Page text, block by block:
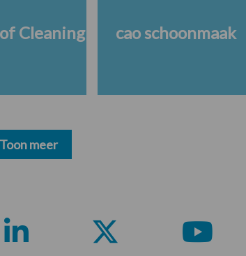
Cleaning cao schoonmaak
Toon meer